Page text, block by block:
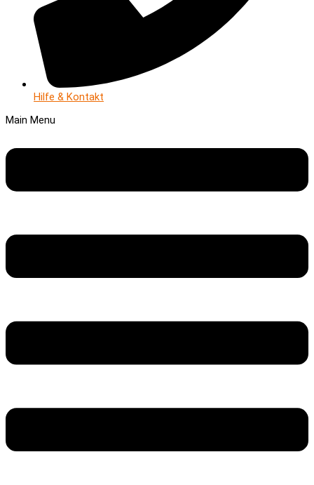
Hilfe & Kontakt
Main Menu